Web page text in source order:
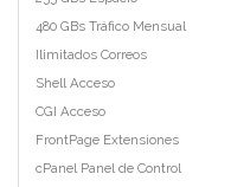
480 GBs Tráfico Mensual
Ilimitados Correos
Shell Acceso
CGI Acceso
FrontPage Extensiones
cPanel Panel de Control